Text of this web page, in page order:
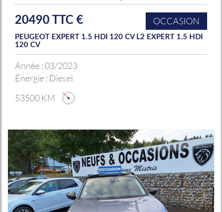
20490 TTC € OCCASION
PEUGEOT EXPERT 1.5 HDI 120 CV L2 EXPERT 1.5 HDI
120 CV
Année :03/2023
Énergie : Diesel
53500 KM